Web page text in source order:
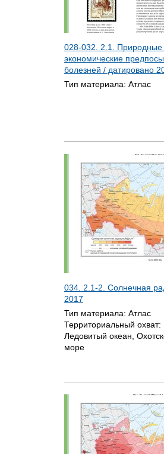
028-032. 2.1. Природные
экономические
болезней / датировано
Тип материала: Атлас
034. 2.1-2. Солнечная
2017
Тип материала: Атлас
Территориальный охват:
Ледовитый океан,
море